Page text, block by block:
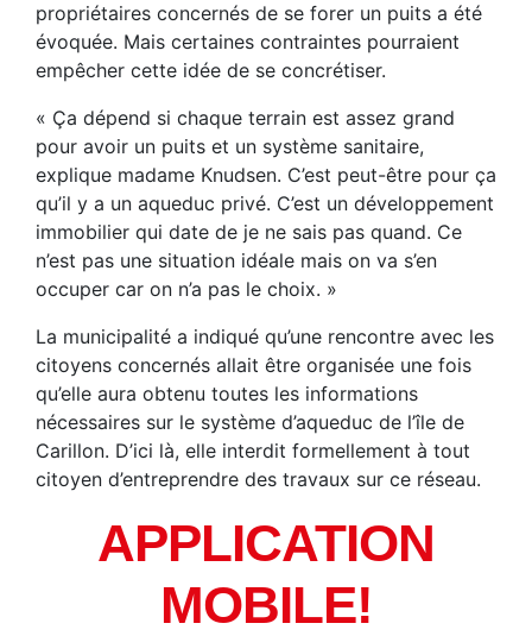
propriétaires concernés de se forer un puits a été
évoquée. Mais certaines contraintes pourraient
empêcher cette idée de se concrétiser.
« Ça dépend si chaque terrain est assez grand
pour avoir un puits et un système sanitaire,
explique madame Knudsen. C’est peut-être pour ça
qu’il y a un aqueduc privé. C’est un développement
immobilier qui date de je ne sais pas quand. Ce
n’est pas une situation idéale mais on va s’en
occuper car on n’a pas le choix. »
La municipalité a indiqué qu’une rencontre avec les
citoyens concernés allait être organisée une fois
qu’elle aura obtenu toutes les informations
nécessaires sur le système d’aqueduc de l’île de
Carillon. D’ici là, elle interdit formellement à tout
citoyen d’entreprendre des travaux sur ce réseau.
APPLICATION
MOBILE!